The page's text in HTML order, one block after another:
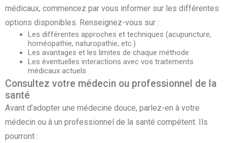
médicaux, commencez par vous informer sur les différentes
options disponibles. Renseignez-vous sur :
Les différentes approches et techniques (acupuncture,
homéopathie, naturopathie, etc.)
Les avantages et les limites de chaque méthode
Les éventuelles interactions avec vos traitements
médicaux actuels
Consultez votre médecin ou professionnel de la
santé
Avant d’adopter une médecine douce, parlez-en à votre
médecin ou à un professionnel de la santé compétent. Ils
pourront :